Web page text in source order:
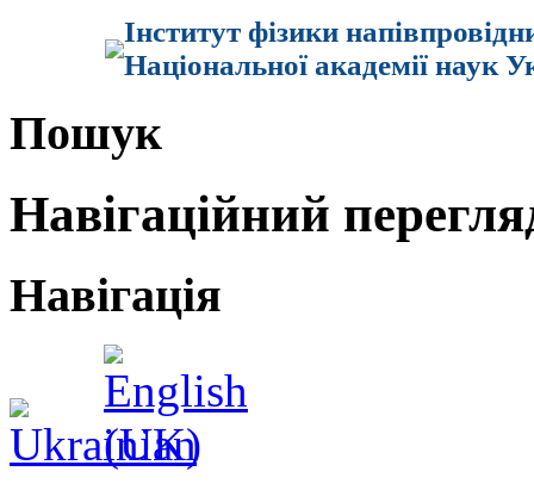
Інститут фізики
Національної академії наук
Пошук
Навігаційний
Навігація